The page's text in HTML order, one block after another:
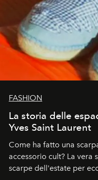
FASHION
La storia delle
Yves Saint Laurent
Come ha fatto una
accessorio cult? La vera
scarpe dell'estate per